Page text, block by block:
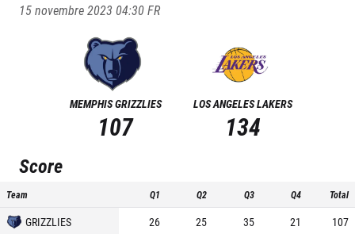
15 novembre 2023 04:30FR
MEMPHIS GRIZZLIES
107
LOS ANGELES LAKERS
134
Score
Team Q1 Q2 Q3 Q4 Total
GRIZZLIES 26 25 35 21
107